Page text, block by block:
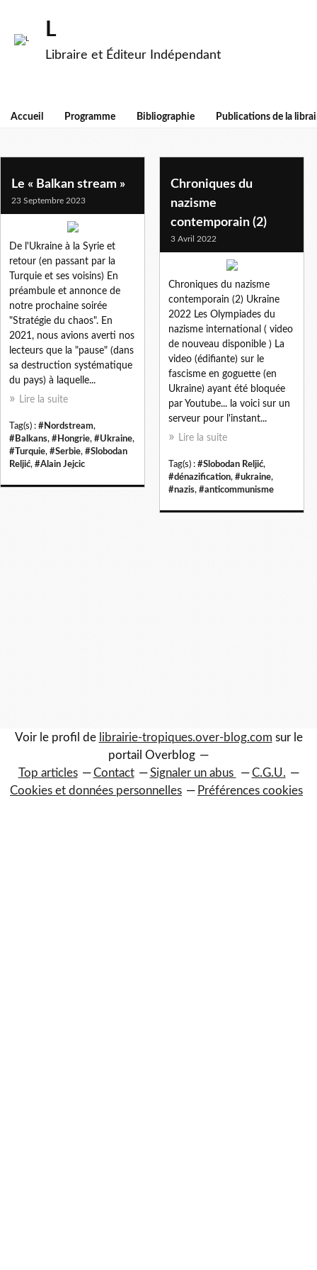
L
Libraire et Éditeur Indépendant
Accueil Programme Bibliographie Publications de la
slobodan reljić
Le « Balkan stream »
23 Septembre 2023
De l'Ukraine à la Syrie et
retour (en passant par la
Turquie et ses voisins) En
préambule et annonce de
notre prochaine soirée
"Stratégie du chaos". En
2021, nous avions averti nos
lecteurs que la "pause" (dans
sa destruction systématique
du pays) à laquelle...
Lire la suite
Tag(s) : #Nordstream,
#Balkans, #Hongrie, #Ukraine,
#Turquie, #Serbie, #Slobodan
Reljić, #Alain Jejcic
Chroniques du
nazisme
contemporain (2)
3 Avril 2022
Chroniques du nazisme
contemporain (2) Ukraine
2022 Les Olympiades du
nazisme international ( video
de nouveau disponible ) La
video (édifiante) sur le
fascisme en goguette (en
Ukraine) ayant été bloquée
par Youtube... la voici sur un
serveur pour l'instant...
Lire la suite
Tag(s) : #Slobodan Reljić,
#dénazification, #ukraine,
#nazis, #anticommunisme
Voir le profil de librairie-tropiques.over-blog.com sur le
portail Overblog
Top articles
Contact Signaler un abus
C.G.U.
Cookies et données personnelles
Préférences cookies